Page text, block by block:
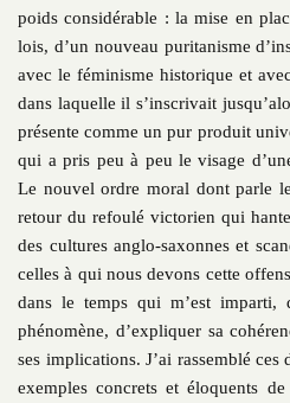
poids considérable : la mise en
lois, d’un nouveau puritanisme
avec le féminisme historique et
dans laquelle il s’inscrivait
présente comme un pur produit
qui a pris peu à peu le visage
Le nouvel ordre moral dont parle
retour du refoulé victorien qui
des cultures anglo-saxonnes et
celles à qui nous devons cette
dans le temps qui m’est
phénomène, d’expliquer sa
ses implications. J’ai rassemblé ces
exemples concrets et éloquents